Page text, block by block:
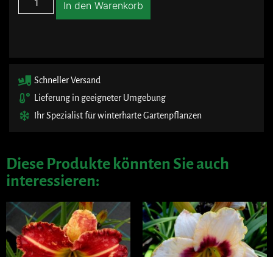
In den Warenkorb
Schneller Versand
Lieferung in geeigneter Umgebung
Ihr Spezialist für winterharte Gartenpflanzen
Diese Produkte könnten Sie auch
interessieren: